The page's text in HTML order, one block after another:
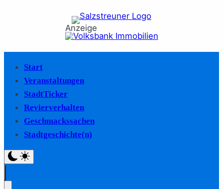
Anzeige
Start
Veranstaltungen
StadtTicker
Revierverhalten
Geschmackssachen
Stadtgeschichte(n)